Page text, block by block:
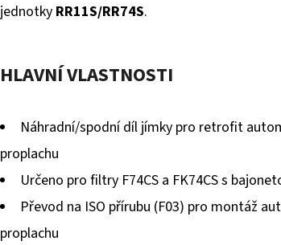
hvězdiček.
jednotky RR11S/RR74S.
HLAVNÍ VLASTNOSTI
Náhradní/spodní díl jímky pro retrofit
proplachu
Určeno pro filtry F74CS a FK74CS s
Převod na ISO přírubu (F03) pro montáž
proplachu